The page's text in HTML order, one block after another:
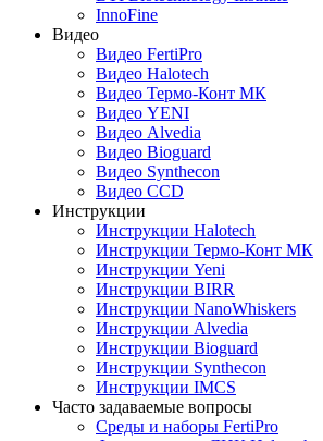
InnoFine
Видео
Видео FertiPro
Видео Halotech
Видео Термо-Конт МК
Видео YENI
Видео Alvedia
Видео Bioguard
Видео Synthecon
Видео CCD
Инструкции
Инструкции Halotech
Инструкции Термо-Конт МК
Инструкции Yeni
Инструкции BIRR
Инструкции NanoWhiskers
Инструкции Alvedia
Инструкции Bioguard
Инструкции Synthecon
Инструкции IMCS
Часто задаваемые вопросы
Среды и наборы FertiPro